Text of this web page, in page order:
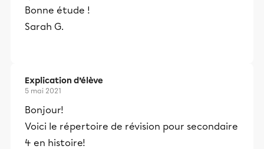
Bonne étude !
Sarah G.
Explication d’élève
5 mai 2021
Bonjour!
Voici le répertoire de révision pour secondaire
4 en histoire!